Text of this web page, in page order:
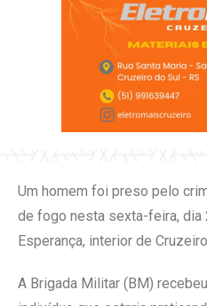
Um homem foi preso pelo
de fogo nesta sexta-feira, dia
Esperança, interior de
A Brigada Militar (BM)